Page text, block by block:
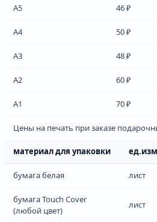
А5 46 ₽
А4 50 ₽
А3 48 ₽
А2 60 ₽
А1 70 ₽
Цены на печать при заказе
материал для упаковки
бумага белая лист
бумага Touch Cover
(любой цвет)
лист